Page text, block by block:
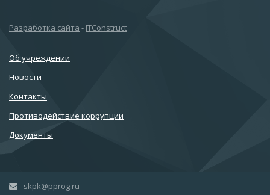
Разработка сайта - ITConstruct
Об учреждении
Новости
Контакты
Противодействие коррупции
Документы
skpk@pprog.ru